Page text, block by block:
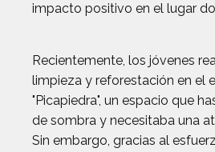
impacto positivo en el lugar
Recientemente, los jóvenes
limpieza y reforestación en el
"Picapiedra", un espacio que
de sombra y necesitaba una
Sin embargo, gracias al